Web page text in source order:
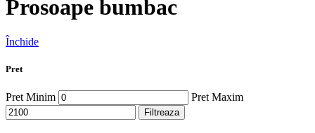
Prosoape bumbac
Închide
Pret
Pret Minim Pret Maxim
Filtreaza